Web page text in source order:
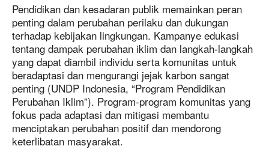
Pendidikan dan kesadaran publik memainkan peran
penting dalam perubahan perilaku dan dukungan
terhadap kebijakan lingkungan. Kampanye edukasi
tentang dampak perubahan iklim dan langkah-langkah
yang dapat diambil individu serta komunitas untuk
beradaptasi dan mengurangi jejak karbon sangat
penting (UNDP Indonesia, “Program Pendidikan
Perubahan Iklim”). Program-program komunitas yang
fokus pada adaptasi dan mitigasi membantu
menciptakan perubahan positif dan mendorong
keterlibatan masyarakat.